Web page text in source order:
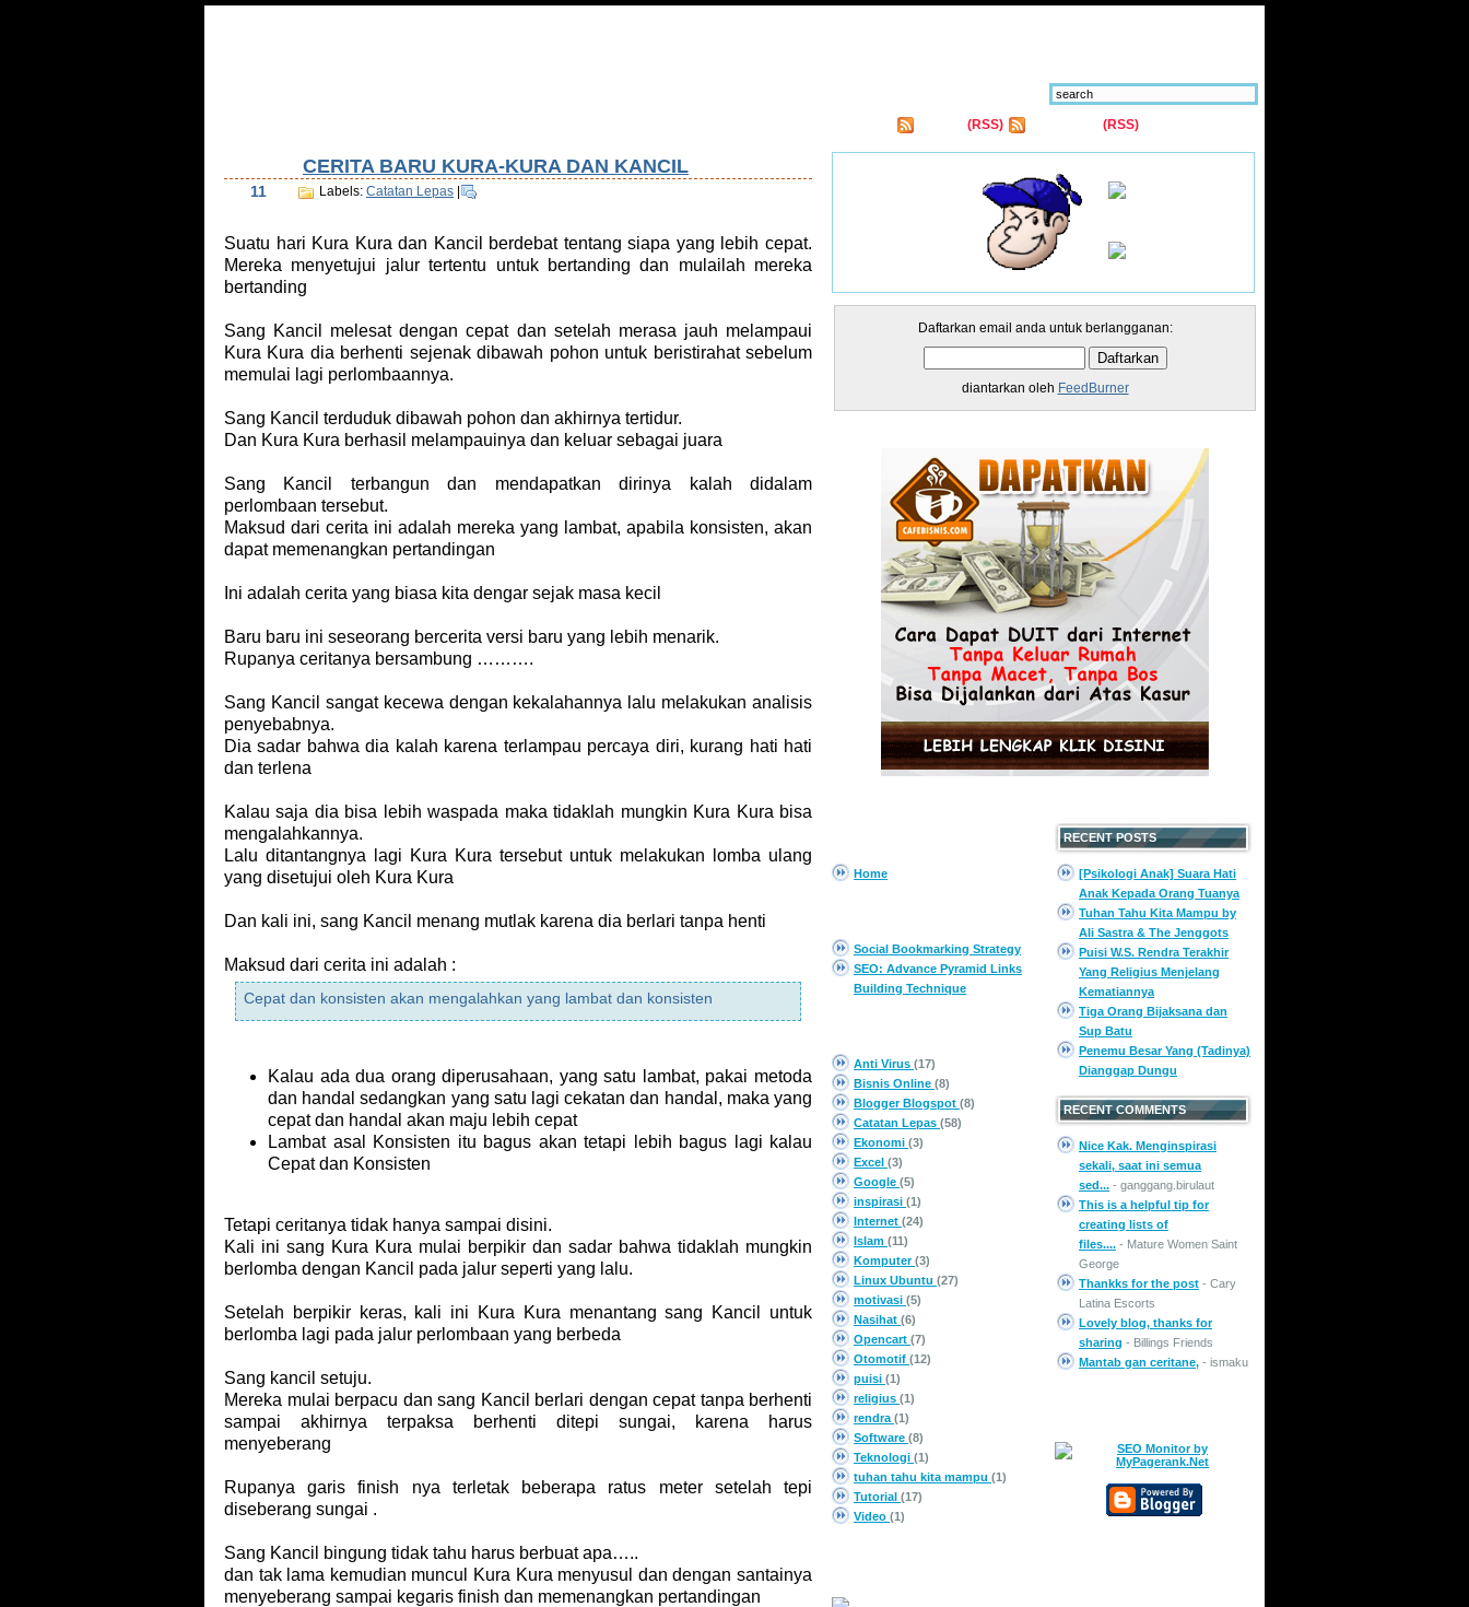
(RSS) (RSS)
11
CERITA BARU KURA-KURA DAN KANCIL
Labels: Catatan Lepas
Suatu hari Kura Kura dan Kancil berdebat tentang siapa yang lebih cepat.
Mereka menyetujui jalur tertentu untuk bertanding dan mulailah mereka
bertanding
Sang Kancil melesat dengan cepat dan setelah merasa jauh melampaui
Kura Kura dia berhenti sejenak dibawah pohon untuk beristirahat sebelum
memulai lagi perlombaannya.
Sang Kancil terduduk dibawah pohon dan akhirnya tertidur.
Dan Kura Kura berhasil melampauinya dan keluar sebagai juara
Sang Kancil terbangun dan mendapatkan dirinya kalah didalam
perlombaan tersebut.
Maksud dari cerita ini adalah mereka yang lambat, apabila konsisten, akan
dapat memenangkan pertandingan
Ini adalah cerita yang biasa kita dengar sejak masa kecil
Baru baru ini seseorang bercerita versi baru yang lebih menarik.
Rupanya ceritanya bersambung ……….
Sang Kancil sangat kecewa dengan kekalahannya lalu melakukan analisis
penyebabnya.
Dia sadar bahwa dia kalah karena terlampau percaya diri, kurang hati hati
dan terlena
Kalau saja dia bisa lebih waspada maka tidaklah mungkin Kura Kura bisa
mengalahkannya.
Lalu ditantangnya lagi Kura Kura tersebut untuk melakukan lomba ulang
yang disetujui oleh Kura Kura
Dan kali ini, sang Kancil menang mutlak karena dia berlari tanpa henti
Maksud dari cerita ini adalah :
Cepat dan konsisten akan mengalahkan yang lambat dan konsisten
Kalau ada dua orang diperusahaan, yang satu lambat, pakai metoda
dan handal sedangkan yang satu lagi cekatan dan handal, maka yang
cepat dan handal akan maju lebih cepat
Lambat asal Konsisten itu bagus akan tetapi lebih bagus lagi kalau
Cepat dan Konsisten
Tetapi ceritanya tidak hanya sampai disini.
Kali ini sang Kura Kura mulai berpikir dan sadar bahwa tidaklah mungkin
berlomba dengan Kancil pada jalur seperti yang lalu.
Setelah berpikir keras, kali ini Kura Kura menantang sang Kancil untuk
berlomba lagi pada jalur perlombaan yang berbeda
Sang kancil setuju.
Mereka mulai berpacu dan sang Kancil berlari dengan cepat tanpa berhenti
sampai akhirnya terpaksa berhenti ditepi sungai, karena harus
menyeberang
Rupanya garis finish nya terletak beberapa ratus meter setelah tepi
diseberang sungai .
Sang Kancil bingung tidak tahu harus berbuat apa…..
dan tak lama kemudian muncul Kura Kura menyusul dan dengan santainya
menyeberang sampai kegaris finish dan memenangkan pertandingan
Daftarkan email anda untuk berlangganan:
diantarkan oleh FeedBurner
Home
Social Bookmarking Strategy
SEO: Advance Pyramid Links
Building Technique
Anti Virus (17)
Bisnis Online (8)
Blogger Blogspot (8)
Catatan Lepas (58)
Ekonomi (3)
Excel (3)
Google (5)
inspirasi (1)
Internet (24)
Islam (11)
Komputer(3)
Linux Ubuntu (27)
motivasi (5)
Nasihat (6)
Opencart (7)
Otomotif (12)
puisi (1)
religius (1)
rendra (1)
Software (8)
Teknologi (1)
tuhan tahu kita mampu (1)
Tutorial (17)
Video (1)
RECENT POSTS
[Psikologi Anak] Suara Hati
Anak Kepada Orang Tuanya
Tuhan Tahu Kita Mampu by
Ali Sastra & The Jenggots
Puisi W.S. Rendra Terakhir
Yang Religius Menjelang
Kematiannya
Tiga Orang Bijaksana dan
Sup Batu
Penemu Besar Yang (Tadinya)
Dianggap Dungu
RECENT COMMENTS
Nice Kak. Menginspirasi
sekali, saat ini semua
sed... - ganggang.birulaut
This is a helpful tip for
creating lists of
files.... - Mature Women Saint
George
Thankks for the post - Cary
Latina Escorts
Lovely blog, thanks for
sharing - Billings Friends
Mantab gan ceritane, - ismaku